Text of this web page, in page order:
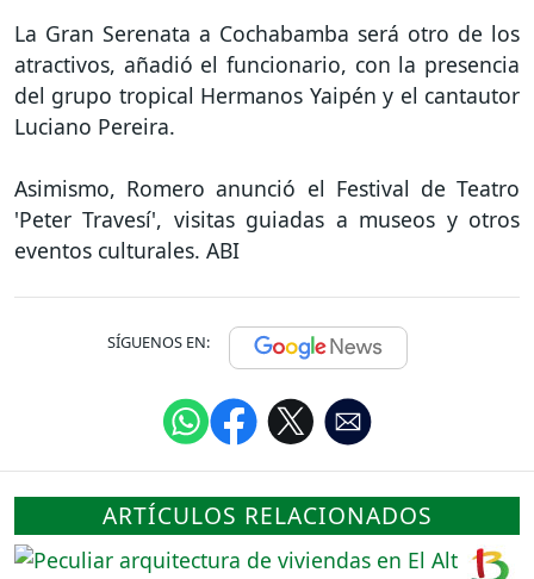
La Gran Serenata a Cochabamba será otro de los
atractivos, añadió el funcionario, con la presencia
del grupo tropical Hermanos Yaipén y el cantautor
Luciano Pereira.
Asimismo, Romero anunció el Festival de Teatro
'Peter Travesí', visitas guiadas a museos y otros
eventos culturales. ABI
SÍGUENOS EN:
ARTÍCULOS RELACIONADOS